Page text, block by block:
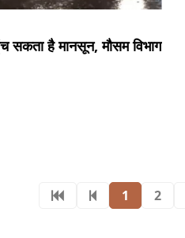
है मानसून, मौसम विभाग
1 2